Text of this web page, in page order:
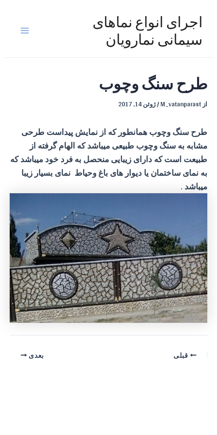
اجرای انواع نماهای
سیمانی نمارویان
Main
طرح سنگ وچوب
از M_vatanparast
/ژوئن 14, 2017
طرح سنگ وچوب همانطور که از نمایش پیداست طرحی
مشابه به سنگ وچوب طبیعی میباشد که الهام گرفته از
طبیعت است که دارای زیبایی منحصل به فرد خود میباشد که
به نمای ساختمان یا دیوار های باغ وحیاط نمای بسیار زیبا
میباشد .
پیمایشقبلی بعدی